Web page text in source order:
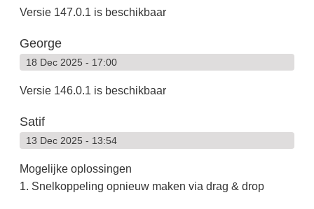
Versie 147.0.1 is beschikbaar
George
18 Dec 2025 - 17:00
Versie 146.0.1 is beschikbaar
Satif
13 Dec 2025 - 13:54
Mogelijke oplossingen
1. Snelkoppeling opnieuw maken via drag & drop